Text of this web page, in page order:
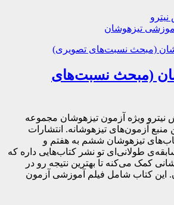
تیزهوشان
(مبحث نسبت‌های
ویژه آزمون تیزهوشان مجموعه
منبع آزمون‌های تیزهوشانه. انتشارات
تیزهوشان ششم به هفتم و
طولانی‌ای تو نشر کتاب‌هایی داره که
کمک می‌کنه تا بهترین نتیجه رو در
این کتاب شامل فیلم آموزشی آزمون